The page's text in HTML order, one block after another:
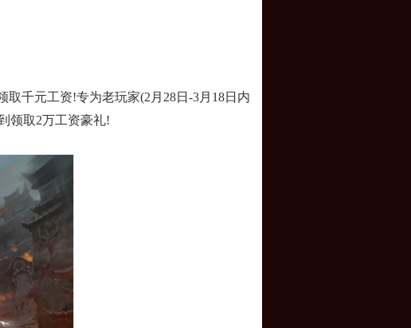
千元工资!专为老玩家(2月28日-3月18日内
领取2万工资豪礼!